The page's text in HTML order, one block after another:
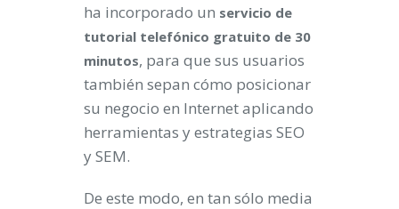
ha incorporado un servicio de
tutorial telefónico gratuito de 30
minutos, para que sus usuarios
también sepan cómo posicionar
su negocio en Internet aplicando
herramientas y estrategias SEO
y SEM.
De este modo, en tan sólo media